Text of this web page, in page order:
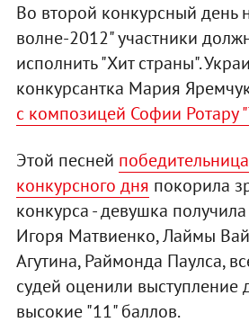
Во второй конкурсный день
волне-2012" участники
исполнить "Хит страны".
конкурсантка Мария
с композицей Софии Ротару
Этой песней
конкурсного дня покорила
конкурса - девушка
Игоря Матвиенко, Лаймы
Агутина, Раймонда Паулса,
судей оценили выступление
высокие "11" баллов.